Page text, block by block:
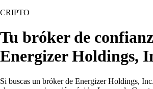
CRIPTO
Tu bróker de
Energizer Holdings,
Si buscas un bróker de Energizer Holdings,